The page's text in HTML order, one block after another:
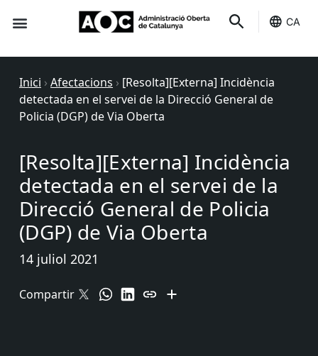
CA
Inici › Afectacions › [Resolta][Externa] Incidència
detectada en el servei de la Direcció General de
Policia (DGP) de Via Oberta
[Resolta][Externa] Incidència
detectada en el servei de la
Direcció General de Policia
(DGP) de Via Oberta
14 juliol 2021
Compartir